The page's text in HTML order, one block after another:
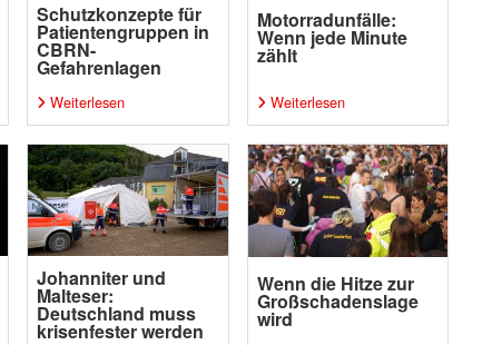
Schutzkonzepte für
Patientengruppen in
CBRN-
Gefahrenlagen
Weiterlesen
Motorradunfälle:
Wenn jede Minute
zählt
Weiterlesen
Johanniter und
Malteser:
Deutschland muss
krisenfester werden
Wenn die Hitze zur
Großschadenslage
wird